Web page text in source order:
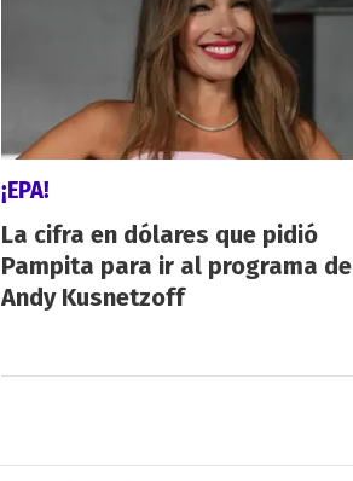
¡EPA!
La cifra en dólares que pidió
Pampita para ir al programa de
Andy Kusnetzoff